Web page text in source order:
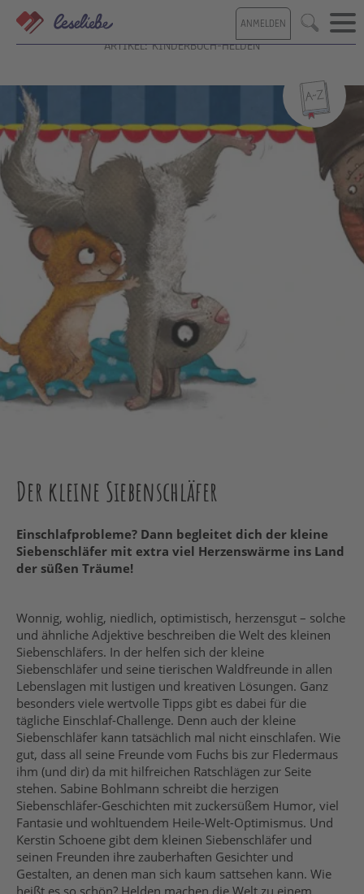
Direkt
zum
Inhalt
ANMELDEN Suche
ARTIKEL: KINDERBUCH-HELDEN
Der kleine Siebenschläfer
Einschlafprobleme? Dann begleitet dich der kleine
Siebenschläfer mit extra viel Herzenswärme ins Land
der süßen Träume!
Wonnig, wohlig, niedlich, optimistisch, herzensgut – solche
und ähnliche Adjektive beschreiben die Welt des kleinen
Siebenschläfers. In der helfen sich der kleine
Siebenschläfer und seine tierischen Waldfreunde in allen
Lebenslagen mit lustigen und kreativen Lösungen. Ganz
besonders viele wertvolle Tipps gibt es dabei für die
tägliche Einschlaf-Challenge. Denn auch der kleine
Siebenschläfer kann tatsächlich mal nicht einschlafen. Wie
gut, dass all seine Freunde vom Fuchs bis zur Fledermaus
ihm (und dir) da mit hilfreichen Ratschlägen zur Seite
stehen. Sabine Bohlmann schreibt die herzigen
Siebenschläfer-Geschichten mit zuckersüßem Humor, viel
Fantasie und wohltuendem Heile-Welt-Optimismus. Und
Kerstin Schoene gibt dem kleinen Siebenschläfer und
seinen Freunden ihre zauberhaften Gesichter und
Gestalten, an denen man sich kaum sattsehen kann. Wie
heißt es so schön? Helden machen die Welt zu einem